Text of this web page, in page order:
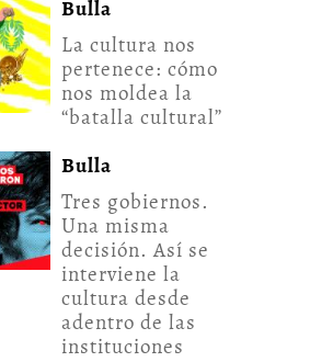
Bulla
La cultura nos
pertenece: cómo
nos moldea la
“batalla cultural”
Bulla
Tres gobiernos.
Una misma
decisión. Así se
interviene la
cultura desde
adentro de las
instituciones